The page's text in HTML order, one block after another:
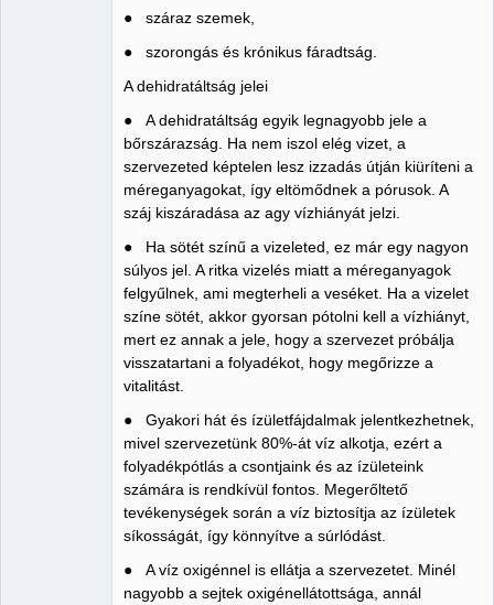
● száraz szemek,
● szorongás és krónikus fáradtság.
A dehidratáltság jelei
● A dehidratáltság egyik legnagyobb jele a
bőrszárazság. Ha nem iszol elég vizet, a
szervezeted képtelen lesz izzadás útján kiüríteni a
méreganyagokat, így eltömődnek a pórusok. A
száj kiszáradása az agy vízhiányát jelzi.
● Ha sötét színű a vizeleted, ez már egy nagyon
súlyos jel. A ritka vizelés miatt a méreganyagok
felgyűlnek, ami megterheli a veséket. Ha a vizelet
színe sötét, akkor gyorsan pótolni kell a vízhiányt,
mert ez annak a jele, hogy a szervezet próbálja
visszatartani a folyadékot, hogy megőrizze a
vitalitást.
● Gyakori hát és ízületfájdalmak jelentkezhetnek,
mivel szervezetünk 80%-át víz alkotja, ezért a
folyadékpótlás a csontjaink és az ízületeink
számára is rendkívül fontos. Megerőltető
tevékenységek során a víz biztosítja az ízületek
síkosságát, így könnyítve a súrlódást.
● A víz oxigénnel is ellátja a szervezetet. Minél
nagyobb a sejtek oxigénellátottsága, annál